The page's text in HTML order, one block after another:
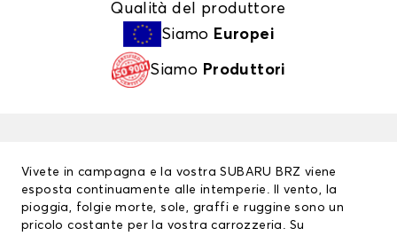
Qualità del produttore
Siamo Europei
Siamo Produttori
Vivete in campagna e la vostra SUBARU BRZ viene
esposta continuamente alle intemperie. Il vento, la
pioggia, folgie morte, sole, graffi e ruggine sono un
pricolo costante per la vostra carrozzeria. Su